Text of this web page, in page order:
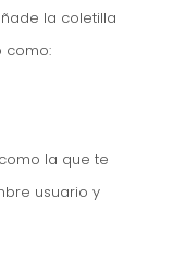
la coletilla
como:
la que te
usuario y